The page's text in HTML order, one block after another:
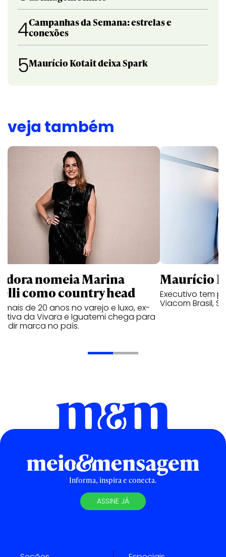
4Campanhas da Semana: estrelas e
conexões
5Maurício Kotait deixa Spark
veja também
nomeia Marina
como country head
mais de 20 anos no varejo e luxo, ex-
da Vivara e Iguatemi chega para
marca no país.
Maurício
Executivo tem
Viacom Brasil,
Informa, inspira e conecta.
ASSINE JÁ